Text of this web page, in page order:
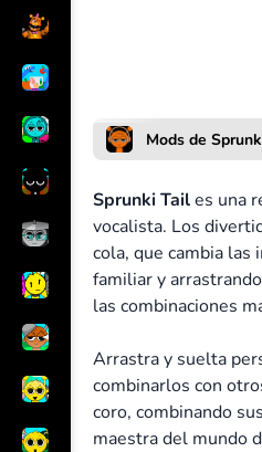
Mods de
Sprunki Tailes una
vocalista. Los
cola, que cambia las
familiar y
las combinaciones
Arrastra y suelta
combinarlos con
coro, combinando
maestra del mundo